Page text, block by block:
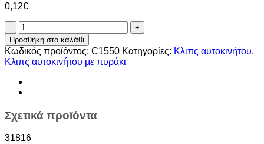
0,12€
ΚΛΙΠΣ
ΑΥΤΟΚΙΝΗΤΟΥ
ποσότητα
Προσθήκη στο καλάθι
Κωδικός προϊόντος: C1550 Κατηγορίες: Κλιπς αυτοκινήτου,
Kλιπς αυτοκινήτου με πυράκι
Σχετικά προϊόντα
31816